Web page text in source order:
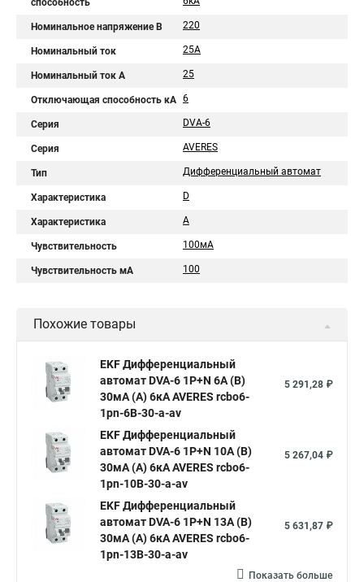
способность
Номинальное напряжение В 220
Номинальный ток 25А
Номинальный ток A 25
Отключающая способность кА 6
Серия DVA-6
Серия AVERES
Тип Дифференциальный автомат
Характеристика D
Характеристика A
Чувствительность 100мА
Чувствительность мА 100
Похожие товары
EKF Дифференциальный
автомат DVA-6 1P+N 6А (B)
30мА (A) 6кА AVERES rcbo6-
1pn-6B-30-a-av
5 291,28 ₽
EKF Дифференциальный
автомат DVA-6 1P+N 10А (B)
30мА (A) 6кА AVERES rcbo6-
1pn-10B-30-a-av
5 267,04 ₽
EKF Дифференциальный
автомат DVA-6 1P+N 13А (B)
30мА (A) 6кА AVERES rcbo6-
1pn-13B-30-a-av
5 631,87 ₽
Показать больше